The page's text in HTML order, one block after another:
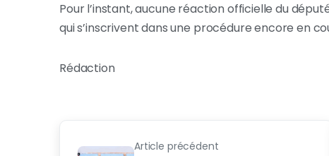
Pour l’instant, aucune réaction officielle du
qui s’inscrivent dans une procédure encore en
Rédaction
Article précédent